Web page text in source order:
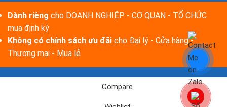
Dành riêng cho DOANH NGHIỆP - CƠ QUAN - TỔ CHỨC
mua định kỳ
Không có chính sách ưu đãi cho Đại lý - Cửa hàng -
Thương mại - Mua lẻ
Compare